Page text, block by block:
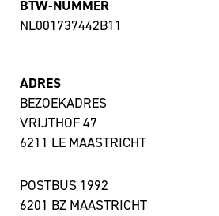
BTW-NUMMER
NL001737442B11
ADRES
BEZOEKADRES
VRIJTHOF 47
6211 LE MAASTRICHT
POSTBUS 1992
6201 BZ MAASTRICHT